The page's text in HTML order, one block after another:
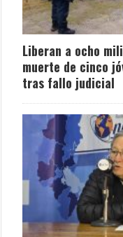
Liberan a ocho
muerte de cinco
tras fallo judicial